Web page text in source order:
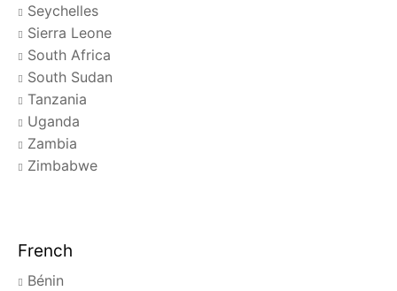
Seychelles
Sierra Leone
South Africa
South Sudan
Tanzania
Uganda
Zambia
Zimbabwe
French
Bénin